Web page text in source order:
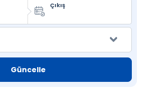
Çıkış
Güncelle